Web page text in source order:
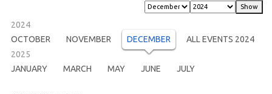
2024
OCTOBER
NOVEMBER DECEMBER
ALL EVENTS 2024
2025
JANUARY
MARCH MAY JUNE JULY